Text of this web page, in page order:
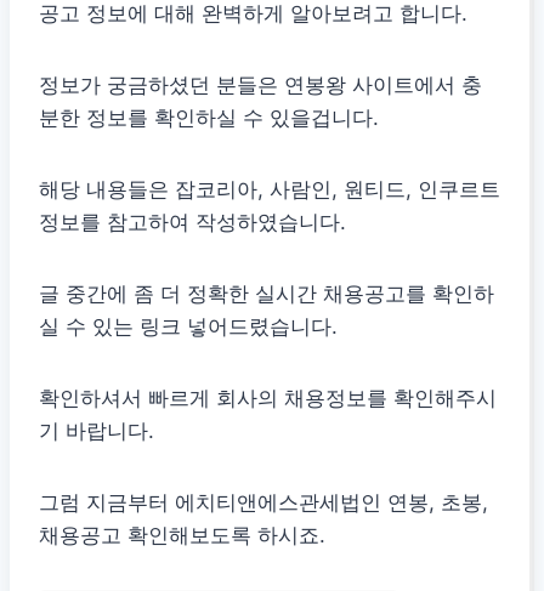
공고 정보에 대해 완벽하게 알아보려고 합니다.
정보가 궁금하셨던 분들은 연봉왕 사이트에서 충
분한 정보를 확인하실 수 있을겁니다.
해당 내용들은 잡코리아, 사람인, 원티드, 인쿠르트
정보를 참고하여 작성하였습니다.
글 중간에 좀 더 정확한 실시간 채용공고를 확인하
실 수 있는 링크 넣어드렸습니다.
확인하셔서 빠르게 회사의 채용정보를 확인해주시
기 바랍니다.
그럼 지금부터 에치티앤에스관세법인 연봉, 초봉,
채용공고 확인해보도록 하시죠.